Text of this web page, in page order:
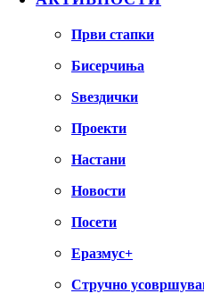
Први стапки
Бисерчиња
Ѕвездички
Проекти
Настани
Новости
Посети
Еразмус+
Стручно